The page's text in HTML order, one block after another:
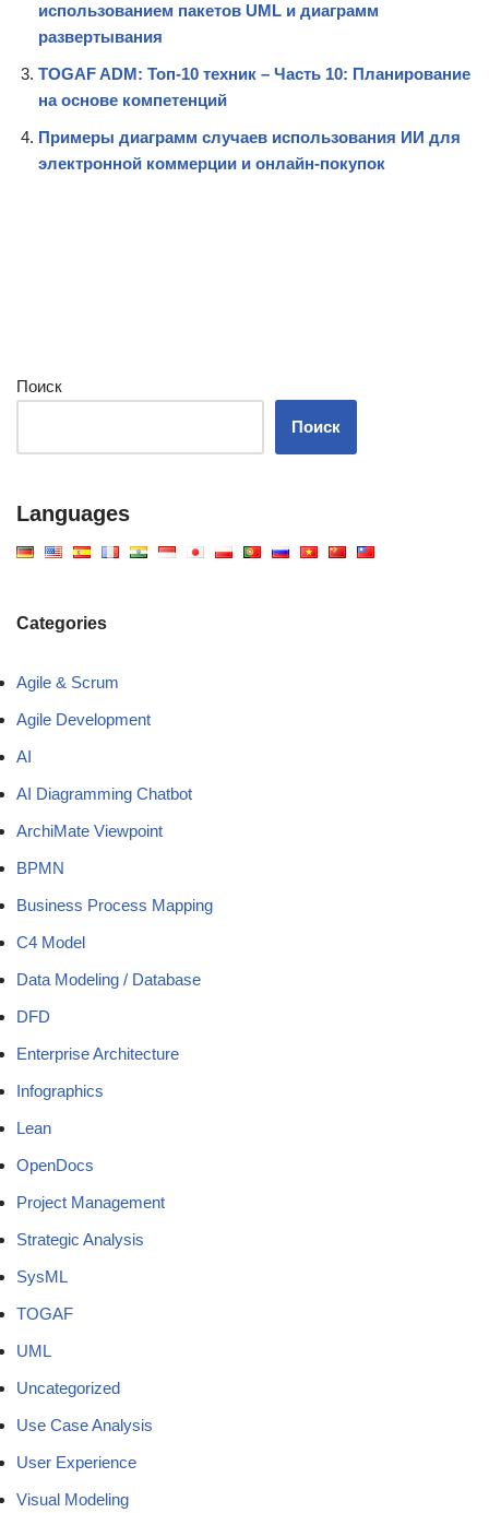
использованием пакетов UML и диаграмм
развертывания
TOGAF ADM: Топ-10 техник – Часть 10: Планирование
на основе компетенций
Примеры диаграмм случаев использования ИИ для
электронной коммерции и онлайн-покупок
Поиск
Поиск
Languages
Categories
Agile & Scrum
Agile Development
AI
AI Diagramming Chatbot
ArchiMate Viewpoint
BPMN
Business Process Mapping
C4 Model
Data Modeling / Database
DFD
Enterprise Architecture
Infographics
Lean
OpenDocs
Project Management
Strategic Analysis
SysML
TOGAF
UML
Uncategorized
Use Case Analysis
User Experience
Visual Modeling